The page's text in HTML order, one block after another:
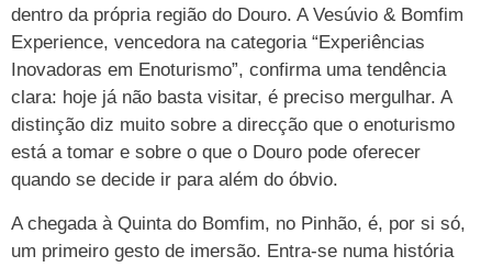
dentro da própria região do Douro. A Vesúvio & Bomfim
Experience, vencedora na categoria “Experiências
Inovadoras em Enoturismo”, confirma uma tendência
clara: hoje já não basta visitar, é preciso mergulhar. A
distinção diz muito sobre a direcção que o enoturismo
está a tomar e sobre o que o Douro pode oferecer
quando se decide ir para além do óbvio.
A chegada à Quinta do Bomfim, no Pinhão, é, por si só,
um primeiro gesto de imersão. Entra-se numa história